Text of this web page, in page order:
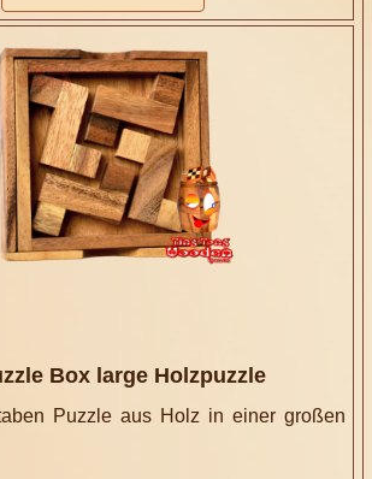
Box large Holzpuzzle
Puzzle aus Holz in einer großen